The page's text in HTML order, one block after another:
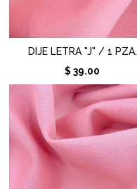
DIJE LETRA "J" / 1 PZA.
$ 39.00